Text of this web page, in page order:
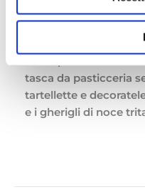
raffreddare su una
sciolto. Mescolatelo
tasca da pasticceria
tartellette e
e i gherigli di noce